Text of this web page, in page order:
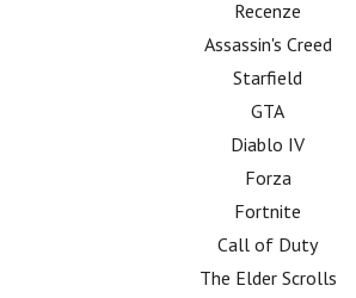
Recenze
Assassin's Creed
Starfield
GTA
Diablo IV
Forza
Fortnite
Call of Duty
The Elder Scrolls